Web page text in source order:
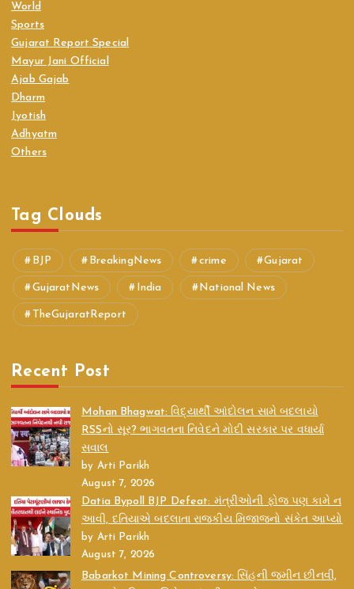
World
Sports
Gujarat Report Special
Mayur Jani Official
Ajab Gajab
Dharm
Jyotish
Adhyatm
Others
Tag Clouds
BJP BreakingNews crime Gujarat
GujaratNews India National News
TheGujaratReport
Recent Post
Mohan Bhagwat: વિદ્યાર્થી આંદોલન સામે બદલાયો
RSSનો સૂર? ભાગવતના નિવેદને મોદી સરકાર પર વધાર્યા
સવાલ
by Arti Parikh
August 7, 2026
Datia Bypoll BJP Defeat: મંત્રીઓની ફોજ પણ કામે ન
આવી, દતિયાએ બદલાતા રાજકીય મિજાજનો સંકેત આપ્યો
by Arti Parikh
August 7, 2026
Babarkot Mining Controversy: સિંહની જમીન છીનવી,